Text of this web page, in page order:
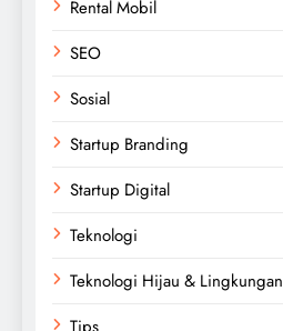
Rental Mobil
SEO
Sosial
Startup Branding
Startup Digital
Teknologi
Teknologi Hijau & Lingkungan